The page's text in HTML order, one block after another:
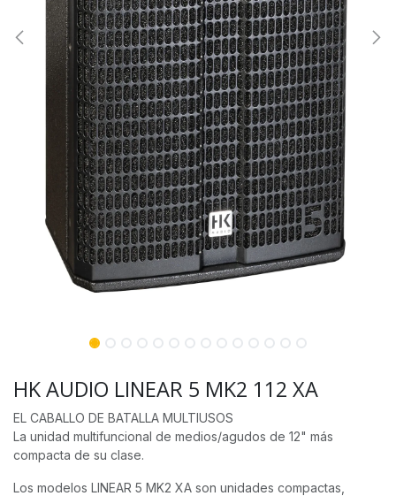
HK AUDIO LINEAR 5 MK2 112 XA
EL CABALLO DE BATALLA MULTIUSOS
La unidad multifuncional de medios/agudos de 12" más
compacta de su clase.
Los modelos LINEAR 5 MK2 XA son unidades compactas,